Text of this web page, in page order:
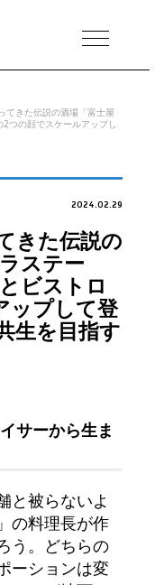
MENU
てきた伝説の酒場「富士屋
つの顔でスケールアップし
2024.02.29
きた伝説の
ステー
ビストロ
ップして登
生を目指す
サーから生ま
と被らないよ
の料理長が作
う。どちらの
ーションは変